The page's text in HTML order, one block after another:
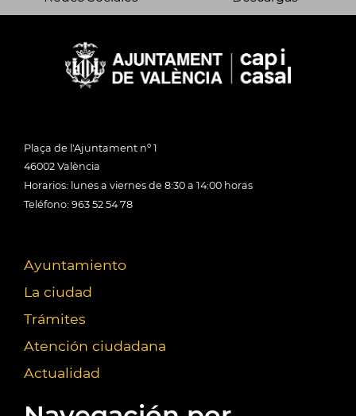
Plaça de l'Ajuntament nº 1
46002 València
Horarios: lunes a viernes de 8:30 a 14:00 horas
Teléfono: 963 52 54 78
Ayuntamiento
La ciudad
Trámites
Atención ciudadana
Actualidad